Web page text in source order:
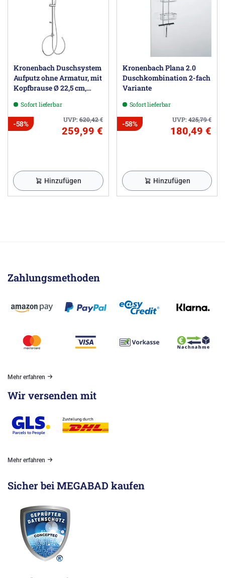
Kronenbach Duschsystem
Aufputz ohne Armatur, mit
Kopfbrause Ø 22,5 cm,
Sofort lieferbar
UVP:620,42€
-58%
259,99 €
Hinzufügen
Kronenbach Plana 2.0
Duschkombination 2-fach
Variante
Sofort lieferbar
UVP:425,79€
-58%
180,49 €
Hinzufügen
Zahlungsmethoden
Mehr erfahren
Wir versenden mit
Mehr erfahren
Sicher bei MEGABAD kaufen